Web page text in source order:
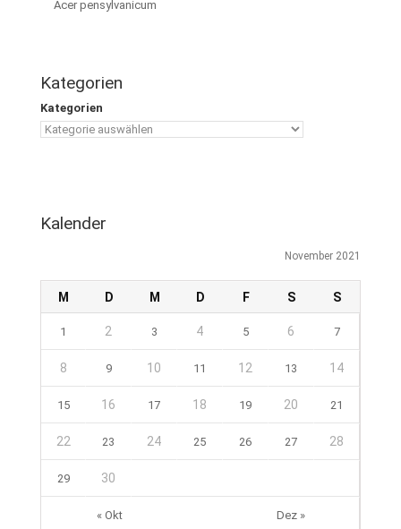
Acer pensylvanicum
Kategorien
Kategorien
Kalender
November 2021
M D M D F S S
« Okt Dez »
1 2 3 4 5 6 7
8 9 10 11 12 13 14
15 16 17 18 19 20 21
22 23 24 25 26 27 28
29 30